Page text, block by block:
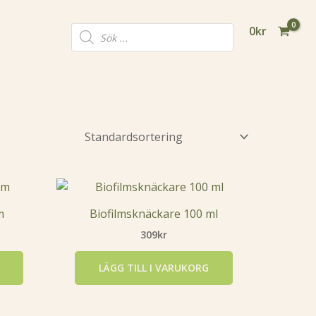
Products
search
0kr
Biofilmsknäckare 100 ml
309kr
LÄGG TILL I VARUKORG